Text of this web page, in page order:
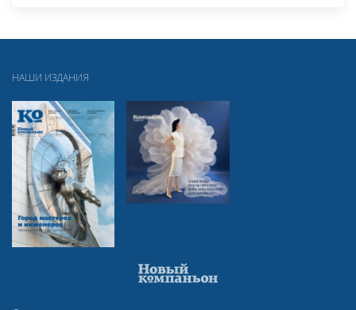
НАШИ ИЗДАНИЯ